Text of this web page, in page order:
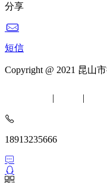
分享
短信
Copyright @ 2021 昆山
| |
18913235666